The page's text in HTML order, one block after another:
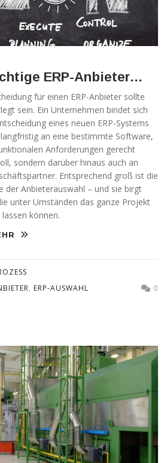
ERP-Anbieter…
für einen ERP-Anbieter sollte
sein. Ein Unternehmen bindet sich
eines neuen ERP-Systems
an eine bestimmte Software,
Anforderungen gerecht
sondern darüber hinaus auch an
Entsprechend groß ist die
der Anbieterauswahl – und sie birgt
unter Umständen das ganze Projekt
können.
, ERP-AUSWAHL 0